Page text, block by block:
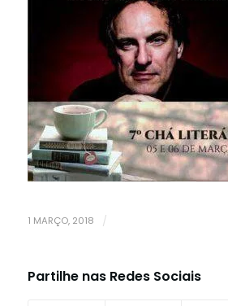
1 MARÇO, 2018 /
Partilhe nas Redes Sociais